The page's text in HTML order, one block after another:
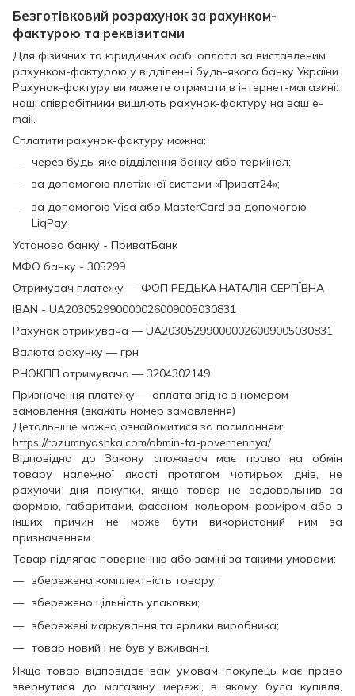
Безготівковий розрахунок за рахунком-
фактурою та реквізитами
Для фізичних та юридичних осіб: оплата за виставленим
рахунком-фактурою у відділенні будь-якого банку України.
Рахунок-фактуру ви можете отримати в інтернет-магазині:
наші співробітники вишлють рахунок-фактуру на ваш e-
mail.
Сплатити рахунок-фактуру можна:
через будь-яке відділення банку або термінал;
за допомогою платіжної системи «Приват24»;
за допомогою Visa або MasterCard за допомогою
LiqPay.
Установа банку - ПриватБанк
МФО банку - 305299
Отримувач платежу — ФОП РЕДЬКА НАТАЛІЯ СЕРГІЇВНА
IBAN - UA203052990000026009005030831
Рахунок отримувача — UA203052990000026009005030831
Валюта рахунку — грн
РНОКПП отримувача — 3204302149
Призначення платежу — оплата згідно з номером
замовлення (вкажіть номер замовлення)
Детальніше можна ознайомитися за посиланням:
https://rozumnyashka.com/obmin-ta-povernennya/
Відповідно до Закону споживач має право на обмін
товару належної якості протягом чотирьох днів, не
рахуючи дня покупки, якщо товар не задовольнив за
формою, габаритами, фасоном, кольором, розміром або з
інших причин не може бути використаний ним за
призначенням.
Товар підлягає поверненню або заміні за такими умовами:
збережена комплектність товару;
збережено цільність упаковки;
збережені маркування та ярлики виробника;
товар новий і не був у вживанні.
Якщо товар відповідає всім умовам, покупець має право
звернутися до магазину мережі, в якому була купівля,